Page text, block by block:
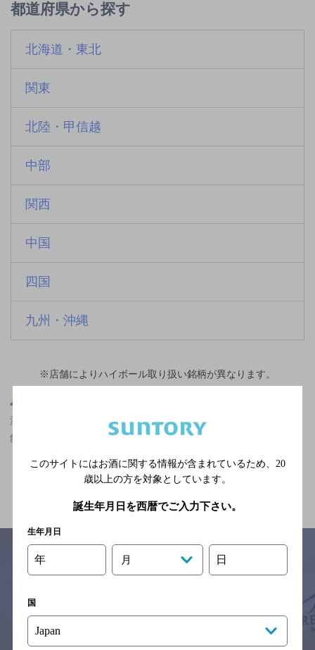
都道府県から探す
北海道・東北
関東
北陸・甲信越
中部
関西
中国
四国
九州・沖縄
※店舗によりハイボール取り扱い銘柄が異なります。
渋谷駅(東京都)周辺500m,スペイン料理,ザ・プレミアム・モルツが
飲める,女性に人気,2,000円以上～3,000円未満,クーポンありのお店
関連ページ
※それぞれのお店のメニューや営業時間などの掲載情報については、
念のためお店にご確認の上ご来店くださいますようお願い申し上げま
す。
このサイトにはお酒に関する情報が含まれているため、 20
歳以上の方を対象としています。
誕生年月日を西暦でご入力下さい。
生年月日
年 月 日
国